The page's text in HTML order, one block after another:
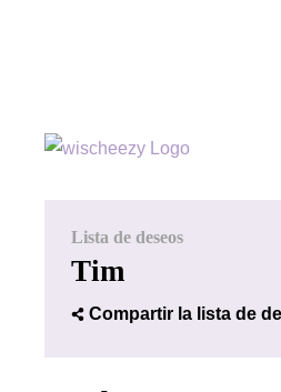
Lista de deseos
Tim
Compartir la lista de